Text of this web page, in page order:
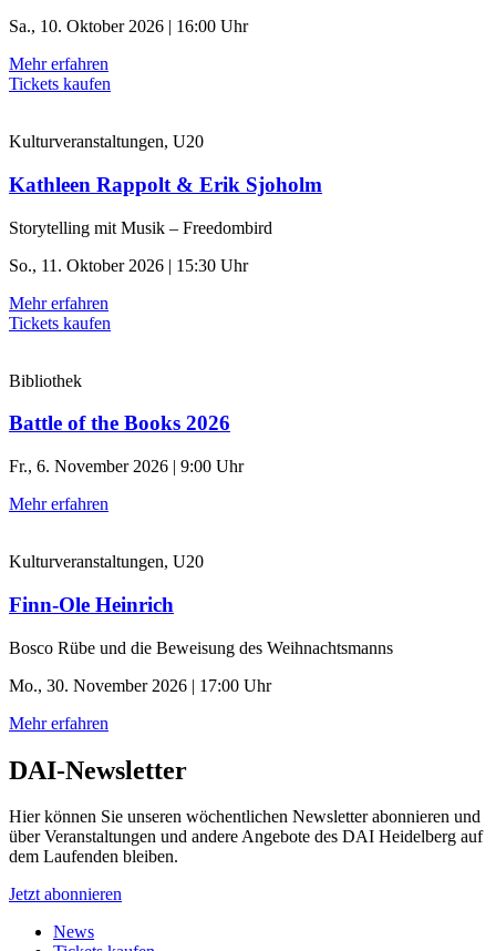
Sa., 10. Oktober 2026 | 16:00 Uhr
Mehr erfahren
Tickets kaufen
Kulturveranstaltungen, U20
Kathleen Rappolt & Erik Sjoholm
Storytelling mit Musik – Freedombird
So., 11. Oktober 2026 | 15:30 Uhr
Mehr erfahren
Tickets kaufen
Bibliothek
Battle of the Books 2026
Fr., 6. November 2026 | 9:00 Uhr
Mehr erfahren
Kulturveranstaltungen, U20
Finn-Ole Heinrich
Bosco Rübe und die Beweisung des Weihnachtsmanns
Mo., 30. November 2026 | 17:00 Uhr
Mehr erfahren
DAI-Newsletter
Hier können Sie unseren wöchentlichen Newsletter abonnieren und
über Veranstaltungen und andere Angebote des DAI Heidelberg auf
dem Laufenden bleiben.
Jetzt abonnieren
News